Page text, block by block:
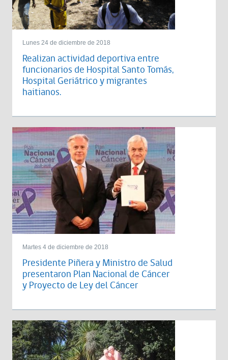
Lunes 24 de diciembre de 2018
Realizan actividad deportiva entre
funcionarios de Hospital Santo Tomás,
Hospital Geriátrico y migrantes
haitianos.
Martes 4 de diciembre de 2018
Presidente Piñera y Ministro de Salud
presentaron Plan Nacional de Cáncer
y Proyecto de Ley del Cáncer